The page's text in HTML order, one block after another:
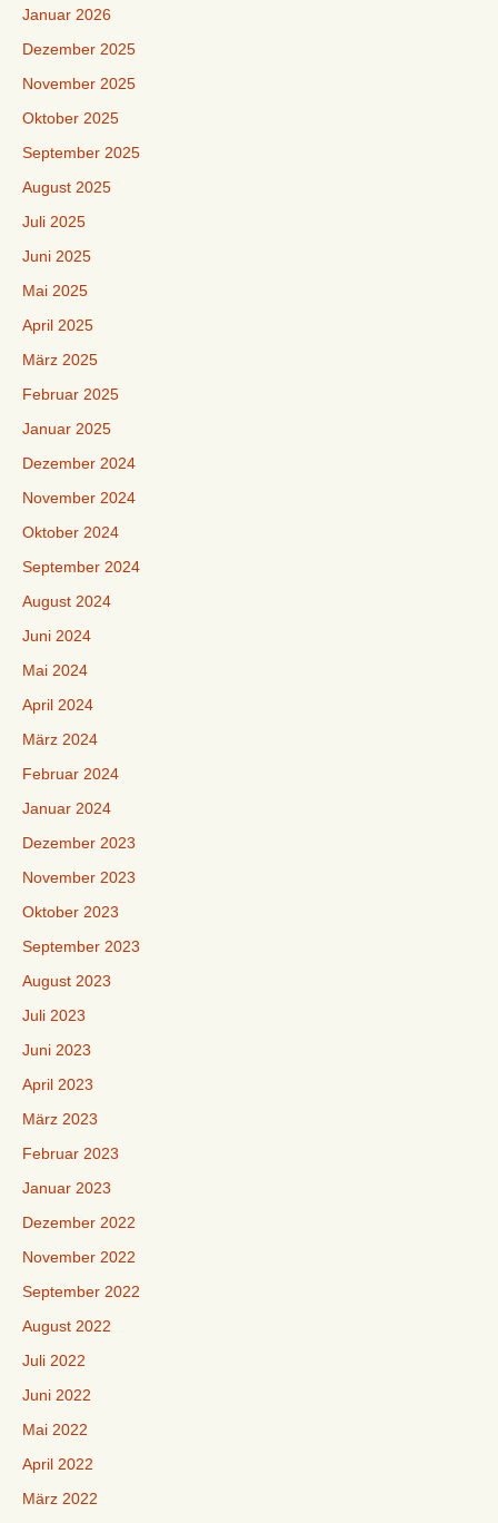
Januar 2026
Dezember 2025
November 2025
Oktober 2025
September 2025
August 2025
Juli 2025
Juni 2025
Mai 2025
April 2025
März 2025
Februar 2025
Januar 2025
Dezember 2024
November 2024
Oktober 2024
September 2024
August 2024
Juni 2024
Mai 2024
April 2024
März 2024
Februar 2024
Januar 2024
Dezember 2023
November 2023
Oktober 2023
September 2023
August 2023
Juli 2023
Juni 2023
April 2023
März 2023
Februar 2023
Januar 2023
Dezember 2022
November 2022
September 2022
August 2022
Juli 2022
Juni 2022
Mai 2022
April 2022
März 2022